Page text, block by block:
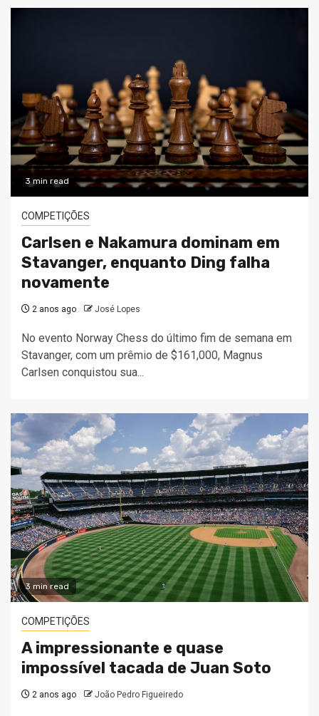
3 min read
COMPETIÇÕES
Carlsen e Nakamura dominam em
Stavanger, enquanto Ding falha
novamente
2 anos ago José Lopes
No evento Norway Chess do último fim de semana em
Stavanger, com um prêmio de $161,000, Magnus
Carlsen conquistou sua...
3 min read
COMPETIÇÕES
A impressionante e quase
impossível tacada de Juan Soto
2 anos ago João Pedro Figueiredo